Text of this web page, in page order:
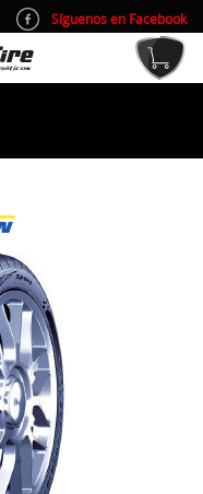
Síguenos en Facebook
info@blacktire.es
L/V 9:00-14:00 y 15:00-19:00